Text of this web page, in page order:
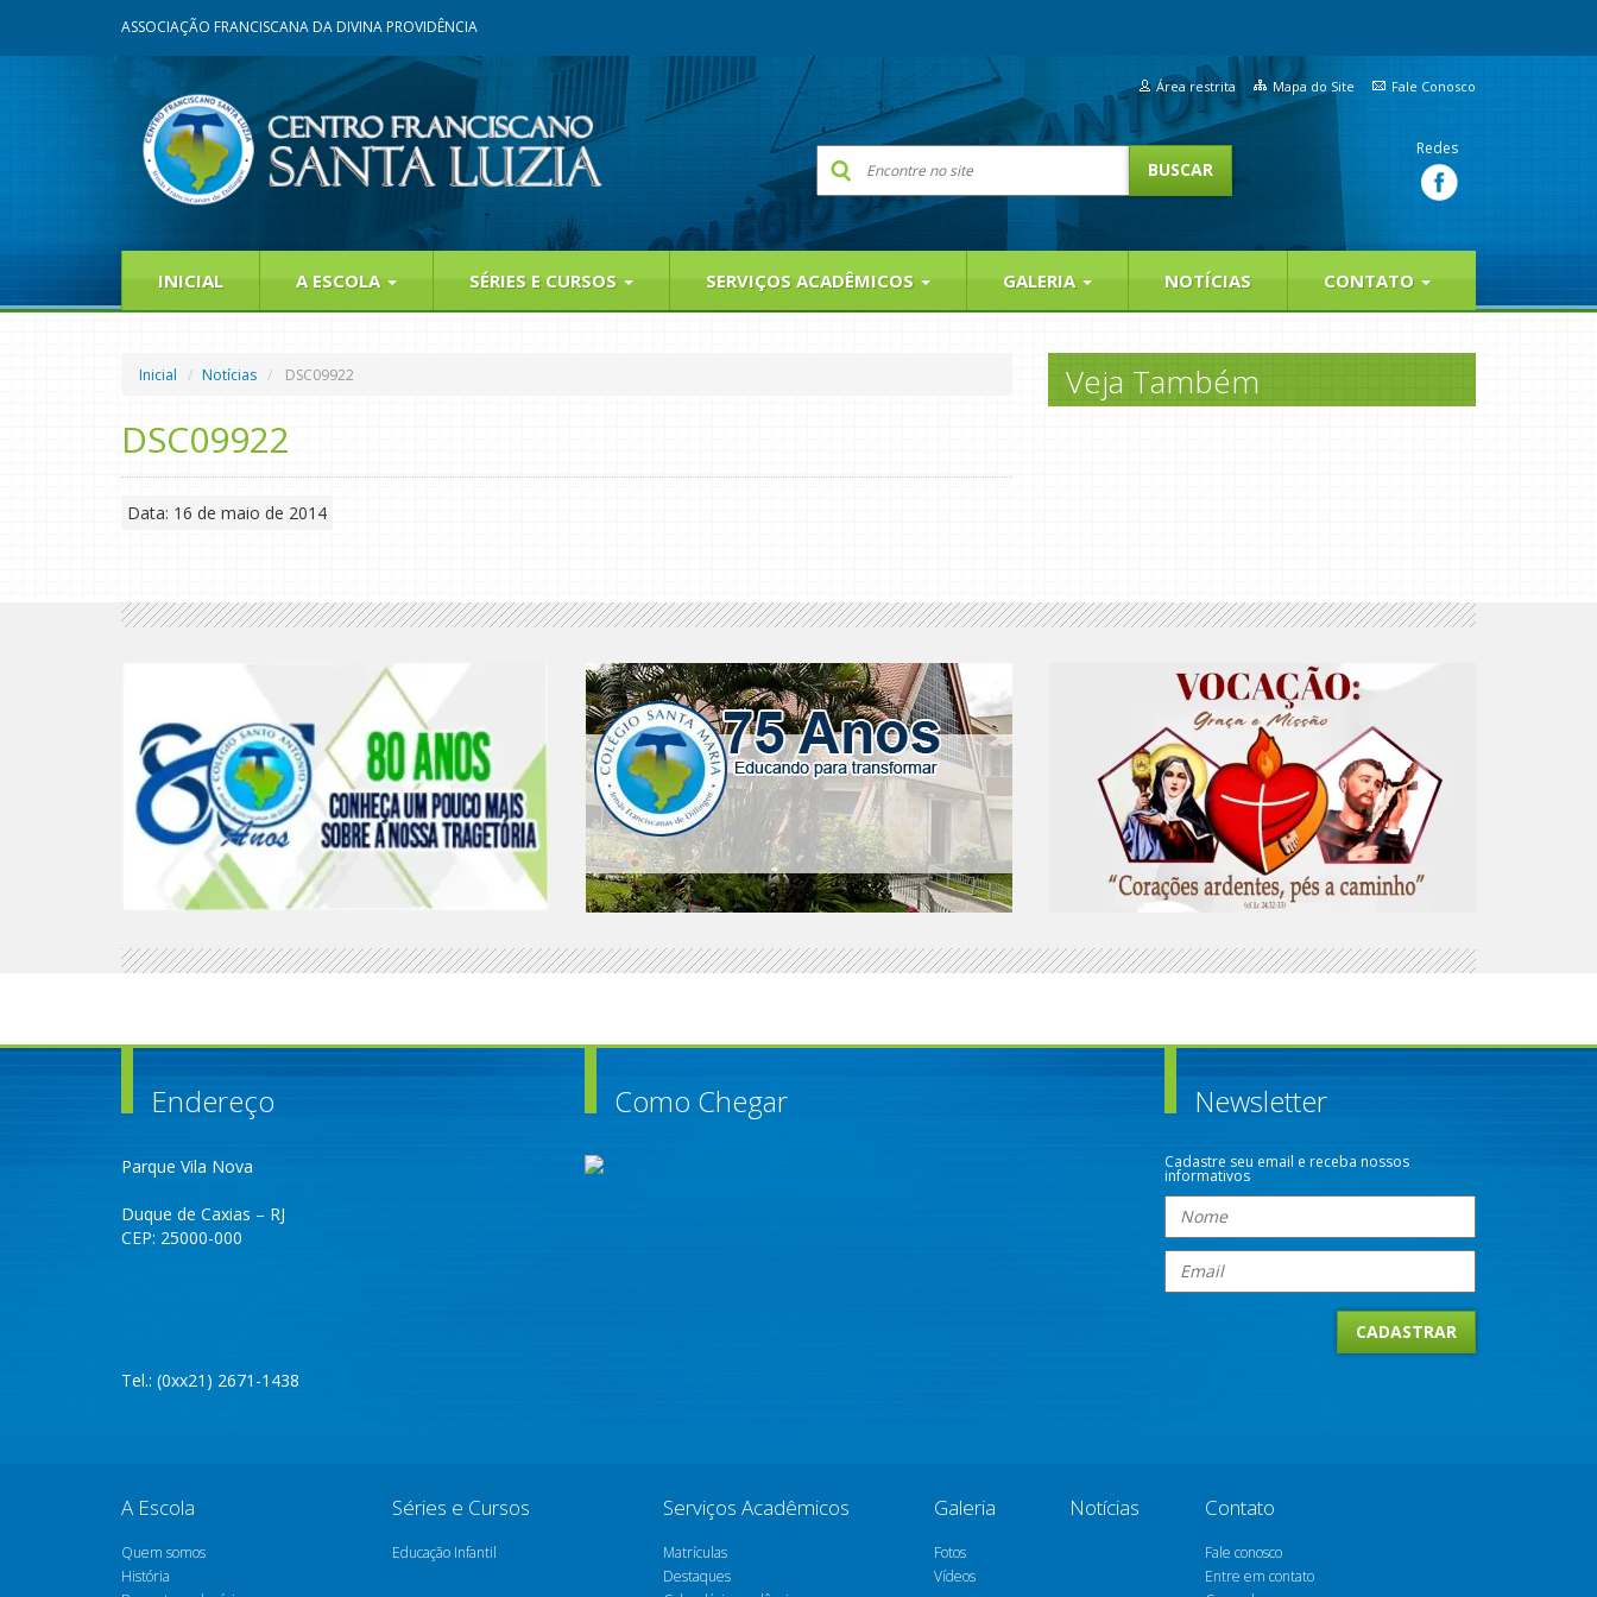
ASSOCIAÇÃO FRANCISCANA DA DIVINA PROVIDÊNCIA
Área restrita Mapa do Site Fale Conosco
Redes
INICIAL A ESCOLA SÉRIES E CURSOS SERVIÇOS ACADÊMICOS GALERIA NOTÍCIAS CONTATO
Inicial Notícias DSC09922
DSC09922
Data: 16 de maio de 2014
Veja Também
Endereço
Parque Vila Nova
Duque de Caxias – RJ
CEP: 25000-000
Tel.: (0xx21) 2671-1438
Como Chegar Newsletter
Cadastre seu email e receba nossos
informativos
A Escola
Quem somos
História
Séries e Cursos
Educação Infantil
Serviços Acadêmicos
Matrículas
Destaques
Galeria
Fotos
Vídeos
Notícias Contato
Fale conosco
Entre em contato